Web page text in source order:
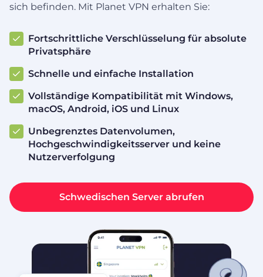
sich befinden. Mit Planet VPN erhalten Sie:
Fortschrittliche Verschlüsselung für absolute
Privatsphäre
Schnelle und einfache Installation
Vollständige Kompatibilität mit Windows,
macOS, Android, iOS und Linux
Unbegrenztes Datenvolumen,
Hochgeschwindigkeitsserver und keine
Nutzerverfolgung
Schwedischen Server abrufen